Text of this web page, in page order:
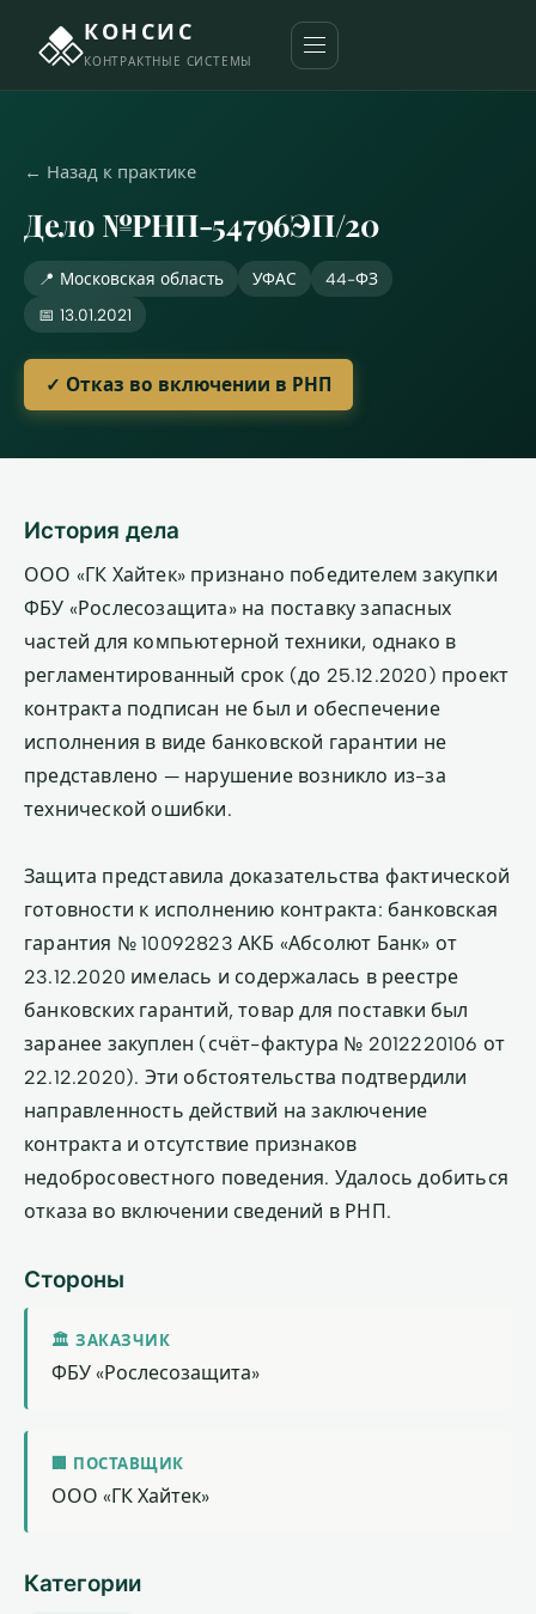
КОНСИС
КОНТРАКТНЫЕ СИСТЕМЫ
← Назад к практике
Дело №РНП-54796ЭП/20
📍 Московская область УФАС
44-ФЗ
📅 13.01.2021
✓ Отказ во включении в РНП
История дела
ООО «ГК Хайтек» признано победителем закупки
ФБУ «Рослесозащита» на поставку запасных
частей для компьютерной техники, однако в
регламентированный срок (до 25.12.2020) проект
контракта подписан не был и обеспечение
исполнения в виде банковской гарантии не
представлено — нарушение возникло из-за
технической ошибки.
Защита представила доказательства фактической
готовности к исполнению контракта: банковская
гарантия № 10092823 АКБ «Абсолют Банк» от
23.12.2020 имелась и содержалась в реестре
банковских гарантий, товар для поставки был
заранее закуплен (счёт-фактура № 2012220106 от
22.12.2020). Эти обстоятельства подтвердили
направленность действий на заключение
контракта и отсутствие признаков
недобросовестного поведения. Удалось добиться
отказа во включении сведений в РНП.
Стороны
🏛 ЗАКАЗЧИК
ФБУ «Рослесозащита»
🏢 ПОСТАВЩИК
ООО «ГК Хайтек»
Категории